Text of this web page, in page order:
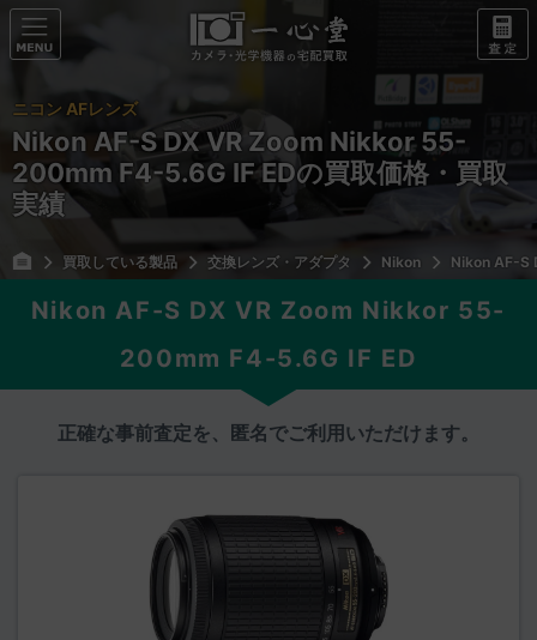
ニコン AFレンズ
Nikon AF-S DX VR Zoom Nikkor 55-
200mm F4-5.6G IF EDの買取価格・買取
実績
買取している製品 交換レンズ・アダプタ Nikon Nikon AF-S
Nikon AF-S DX VR Zoom Nikkor 55-
200mm F4-5.6G IF ED
正確な事前査定を、匿名でご利用いただけます。